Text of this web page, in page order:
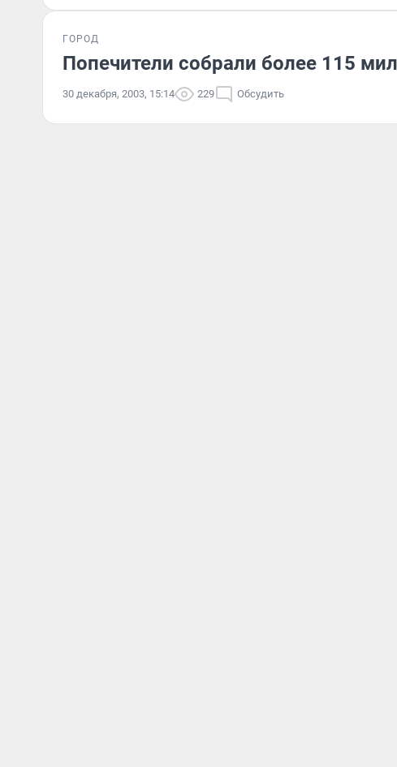
ГОРОД
Попечители собрали более 115
30 декабря, 2003, 15:14 229 Обсудить